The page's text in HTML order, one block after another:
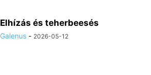
Elhízás és teherbeesés
Galenus - 2026-05-12